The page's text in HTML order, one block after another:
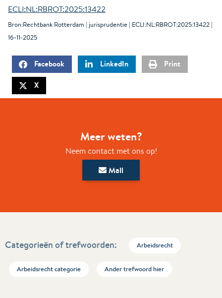
ECLI:NL:RBROT:2025:13422
Bron:Rechtbank Rotterdam | jurisprudentie | ECLI:NL:RBROT:2025:13422 |
16-11-2025
Facebook LinkedIn Print
X
Meer weten?
Neem contact met ons op!
Mail
Categorieën of trefwoorden: Arbeidsrecht
Arbeidsrecht categorie Ander trefwoord hier